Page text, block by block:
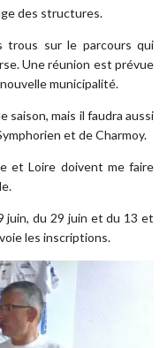
des structures.
trous sur le parcours qui
Une réunion est prévue
municipalité.
mais il faudra aussi
et de Charmoy.
et Loire doivent me faire
juin, du 29 juin et du 13 et
les inscriptions.